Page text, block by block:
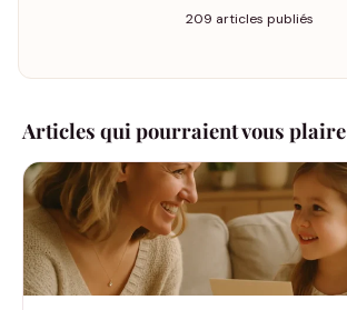
209 articles publiés
Articles qui pourraient vous plaire